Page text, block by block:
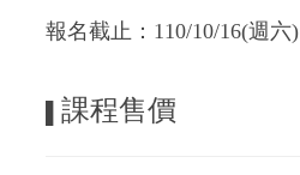
報名截止：110/10/16(週六)
課程售價